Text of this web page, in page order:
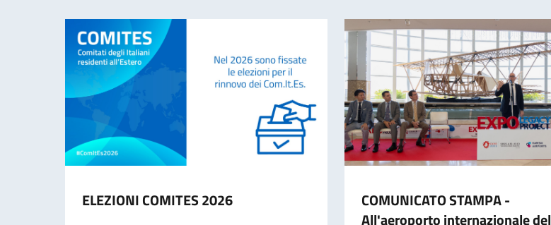
ELEZIONI COMITES 2026
COMUNICATO STAMPA -
All'aeroporto internazionale del